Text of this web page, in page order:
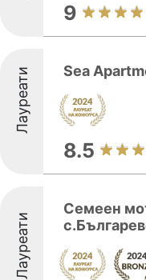
9
Лауреати Sea
8.5
Лауреати
Семеен